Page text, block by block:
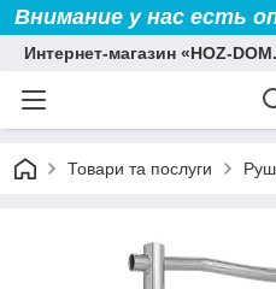
Внимание у нас есть
Интернет-магазин «HOZ-
Товари та послуги